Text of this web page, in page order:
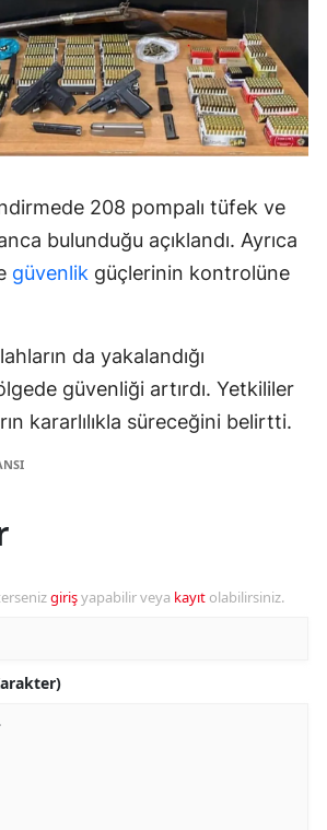
208 pompalı tüfek ve
bulunduğu açıklandı. Ayrıca
güvenlik güçlerinin kontrolüne
da yakalandığı
güvenliği artırdı. Yetkililer
kararlılıkla süreceğini belirtti.
girişyapabilir veya kayıt olabilirsiniz.